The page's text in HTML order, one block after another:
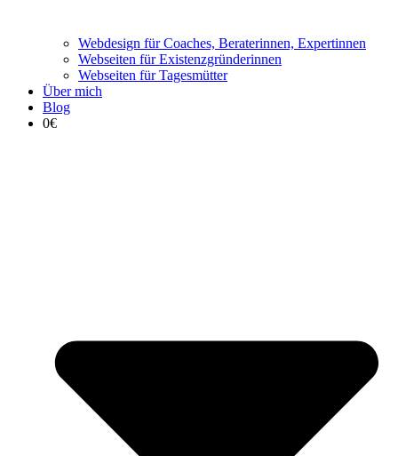
Webdesign für Coaches, Beraterinnen, Expertinnen
Webseiten für Existenzgründerinnen
Webseiten für Tagesmütter
Über mich
Blog
0€